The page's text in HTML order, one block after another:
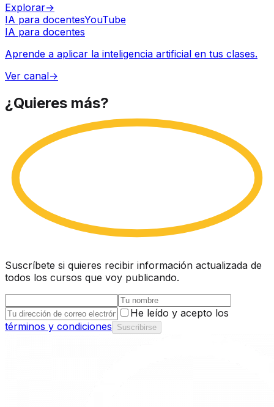
Explorar→
IA para docentesYouTube
IA para docentes
Aprende a aplicar la inteligencia artificial en tus clases.
Ver canal→
¿Quieres más?
Suscríbete si quieres recibir información actualizada de
todos los cursos que voy publicando.
He leído y acepto los
términos y condiciones
Suscribirse